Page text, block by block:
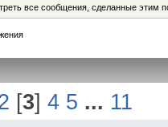
все сообщения, сделанные этим
[3]4 5 ... 11